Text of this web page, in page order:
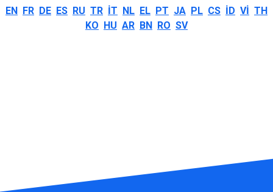
EN FR DE ES RU TR IT NL EL PT JA PL CS ID VI TH
KO HU AR BN RO SV